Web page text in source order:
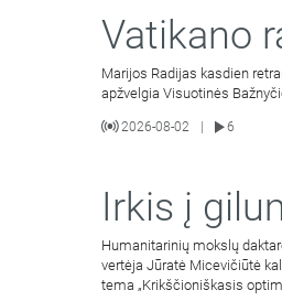
Vatikano
Marijos Radijas kasdien
apžvelgia Visuotinės
2026-08-02 6
Irkis į
Humanitarinių mokslų
vertėja Jūratė Micevičiūtė
tema „Krikščioniškasis